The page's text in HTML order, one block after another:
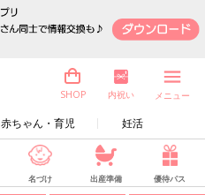
赤ちゃん・育児 妊活
SHOP 内祝い メニュー
名づけ 出産準備 優待パス